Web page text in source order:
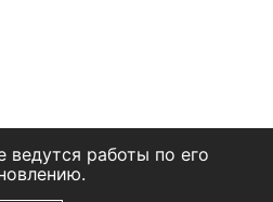
ведутся работы по его